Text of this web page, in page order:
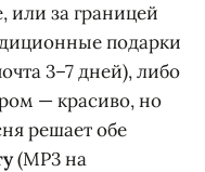
или за границей
подарки
3–7 дней), либо
— красиво, но
решает обе
(MP3 на